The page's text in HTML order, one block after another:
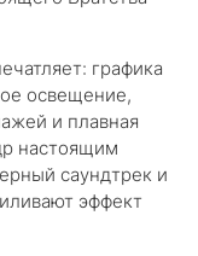
графика
освещение,
и плавная
настоящим
саундтрек и
эффект